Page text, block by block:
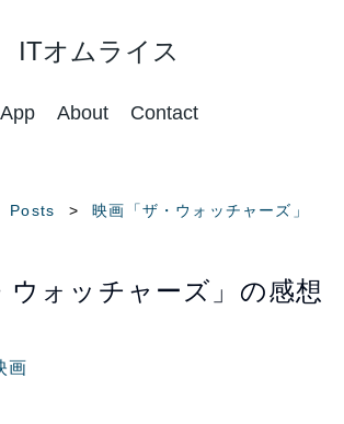
ITオムライス
App About Contact
Posts
映画「ザ・ウォッチャーズ」
ウォッチャーズ」の感想
画